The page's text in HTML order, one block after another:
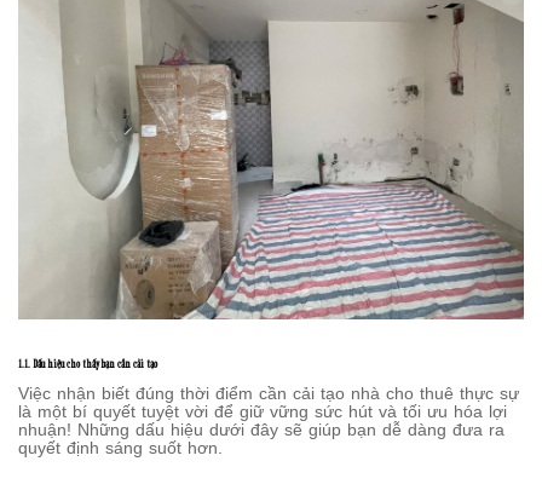
1.1. Dấu hiệu cho thấy bạn cần cải tạo
Việc nhận biết đúng thời điểm cần cải tạo nhà cho thuê thực sự
là một bí quyết tuyệt vời để giữ vững sức hút và tối ưu hóa lợi
nhuận! Những dấu hiệu dưới đây sẽ giúp bạn dễ dàng đưa ra
quyết định sáng suốt hơn.